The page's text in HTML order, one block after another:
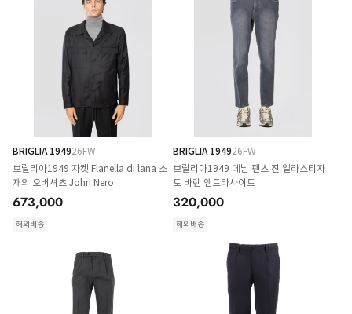
BRIGLIA 194926FW
브릴리아1949 자켓 Flanella di lana 소
재의 오버셔츠 John Nero
673,000
해외배송
BRIGLIA 194926FW
브릴리아1949 데님 팬츠 진 엘라스티자
토 바렌 앤트라사이트
320,000
해외배송